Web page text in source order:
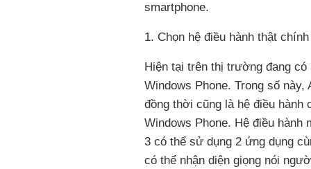
smartphone.
1. Chọn hệ điều hành thật
Hiện tại trên thị trường đang có
Windows Phone. Trong số
đồng thời cũng là hệ điều hành
Windows Phone. Hệ điều hành
3 có thể sử dụng 2 ứng dụng
có thể nhận diện giọng nói